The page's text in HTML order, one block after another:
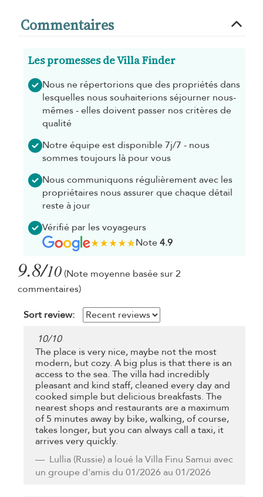
Commentaires
Les promesses de Villa Finder
Nous ne répertorions que des propriétés dans
lesquelles nous souhaiterions séjourner nous-
mêmes - elles doivent passer nos critères de
qualité
Notre équipe est disponible 7j/7 - nous
sommes toujours là pour vous
Nous communiquons régulièrement avec les
propriétaires nous assurer que chaque détail
reste à jour
Vérifié par les voyageurs
Note4.9
9.8/10 (Note moyenne basée sur 2
commentaires)
Sort review:
10/10
The place is very nice, maybe not the most
modern, but cozy. A big plus is that there is an
access to the sea. The villa had incredibly
pleasant and kind staff, cleaned every day and
cooked simple but delicious breakfasts. The
nearest shops and restaurants are a maximum
of 5 minutes away by bike, walking, of course,
takes longer, but you can always call a taxi, it
arrives very quickly.
Lullia (Russie) a loué la Villa Finu Samui avec
un groupe d'amis du 01/2026 au 01/2026